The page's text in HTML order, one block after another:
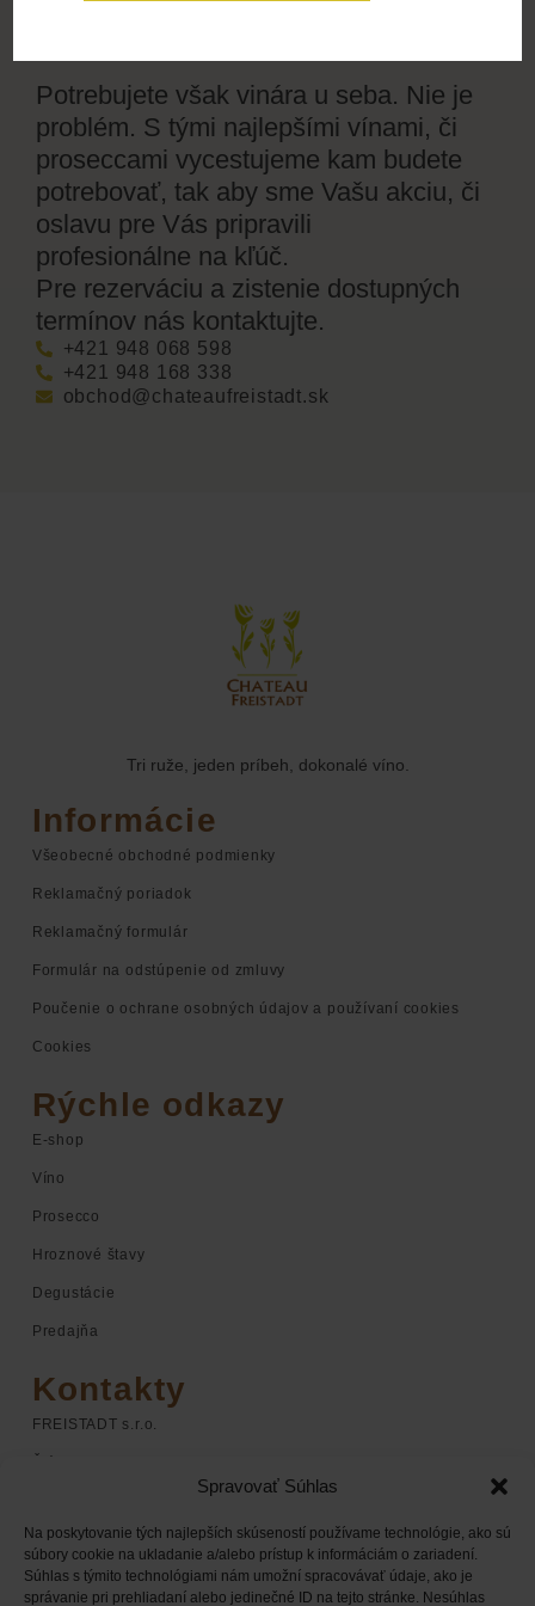
Spravovať Súhlas
Na poskytovanie tých najlepších skúseností používame technológie, ako sú
súbory cookie na ukladanie a/alebo prístup k informáciám o zariadení.
Súhlas s týmito technológiami nám umožní spracovávať údaje, ako je
správanie pri prehliadaní alebo jedinečné ID na tejto stránke. Nesúhlas
Potrebujete však vinára u seba. Nie je
problém. S tými najlepšími vínami, či
proseccami vycestujeme kam budete
potrebovať, tak aby sme Vašu akciu, či
oslavu pre Vás pripravili
profesionálne na kľúč.
Pre rezerváciu a zistenie dostupných
termínov nás kontaktujte.
+421 948 068 598
+421 948 168 338
obchod@chateaufreistadt.sk
Tri ruže, jeden príbeh, dokonalé víno.
Informácie
Všeobecné obchodné podmienky
Reklamačný poriadok
Reklamačný formulár
Formulár na odstúpenie od zmluvy
Poučenie o ochrane osobných údajov a používaní cookies
Cookies
Rýchle odkazy
E-shop
Víno
Prosecco
Hroznové štavy
Degustácie
Predajňa
Kontakty
FREISTADT s.r.o.
+421 948 068 598
+421 948 168 338